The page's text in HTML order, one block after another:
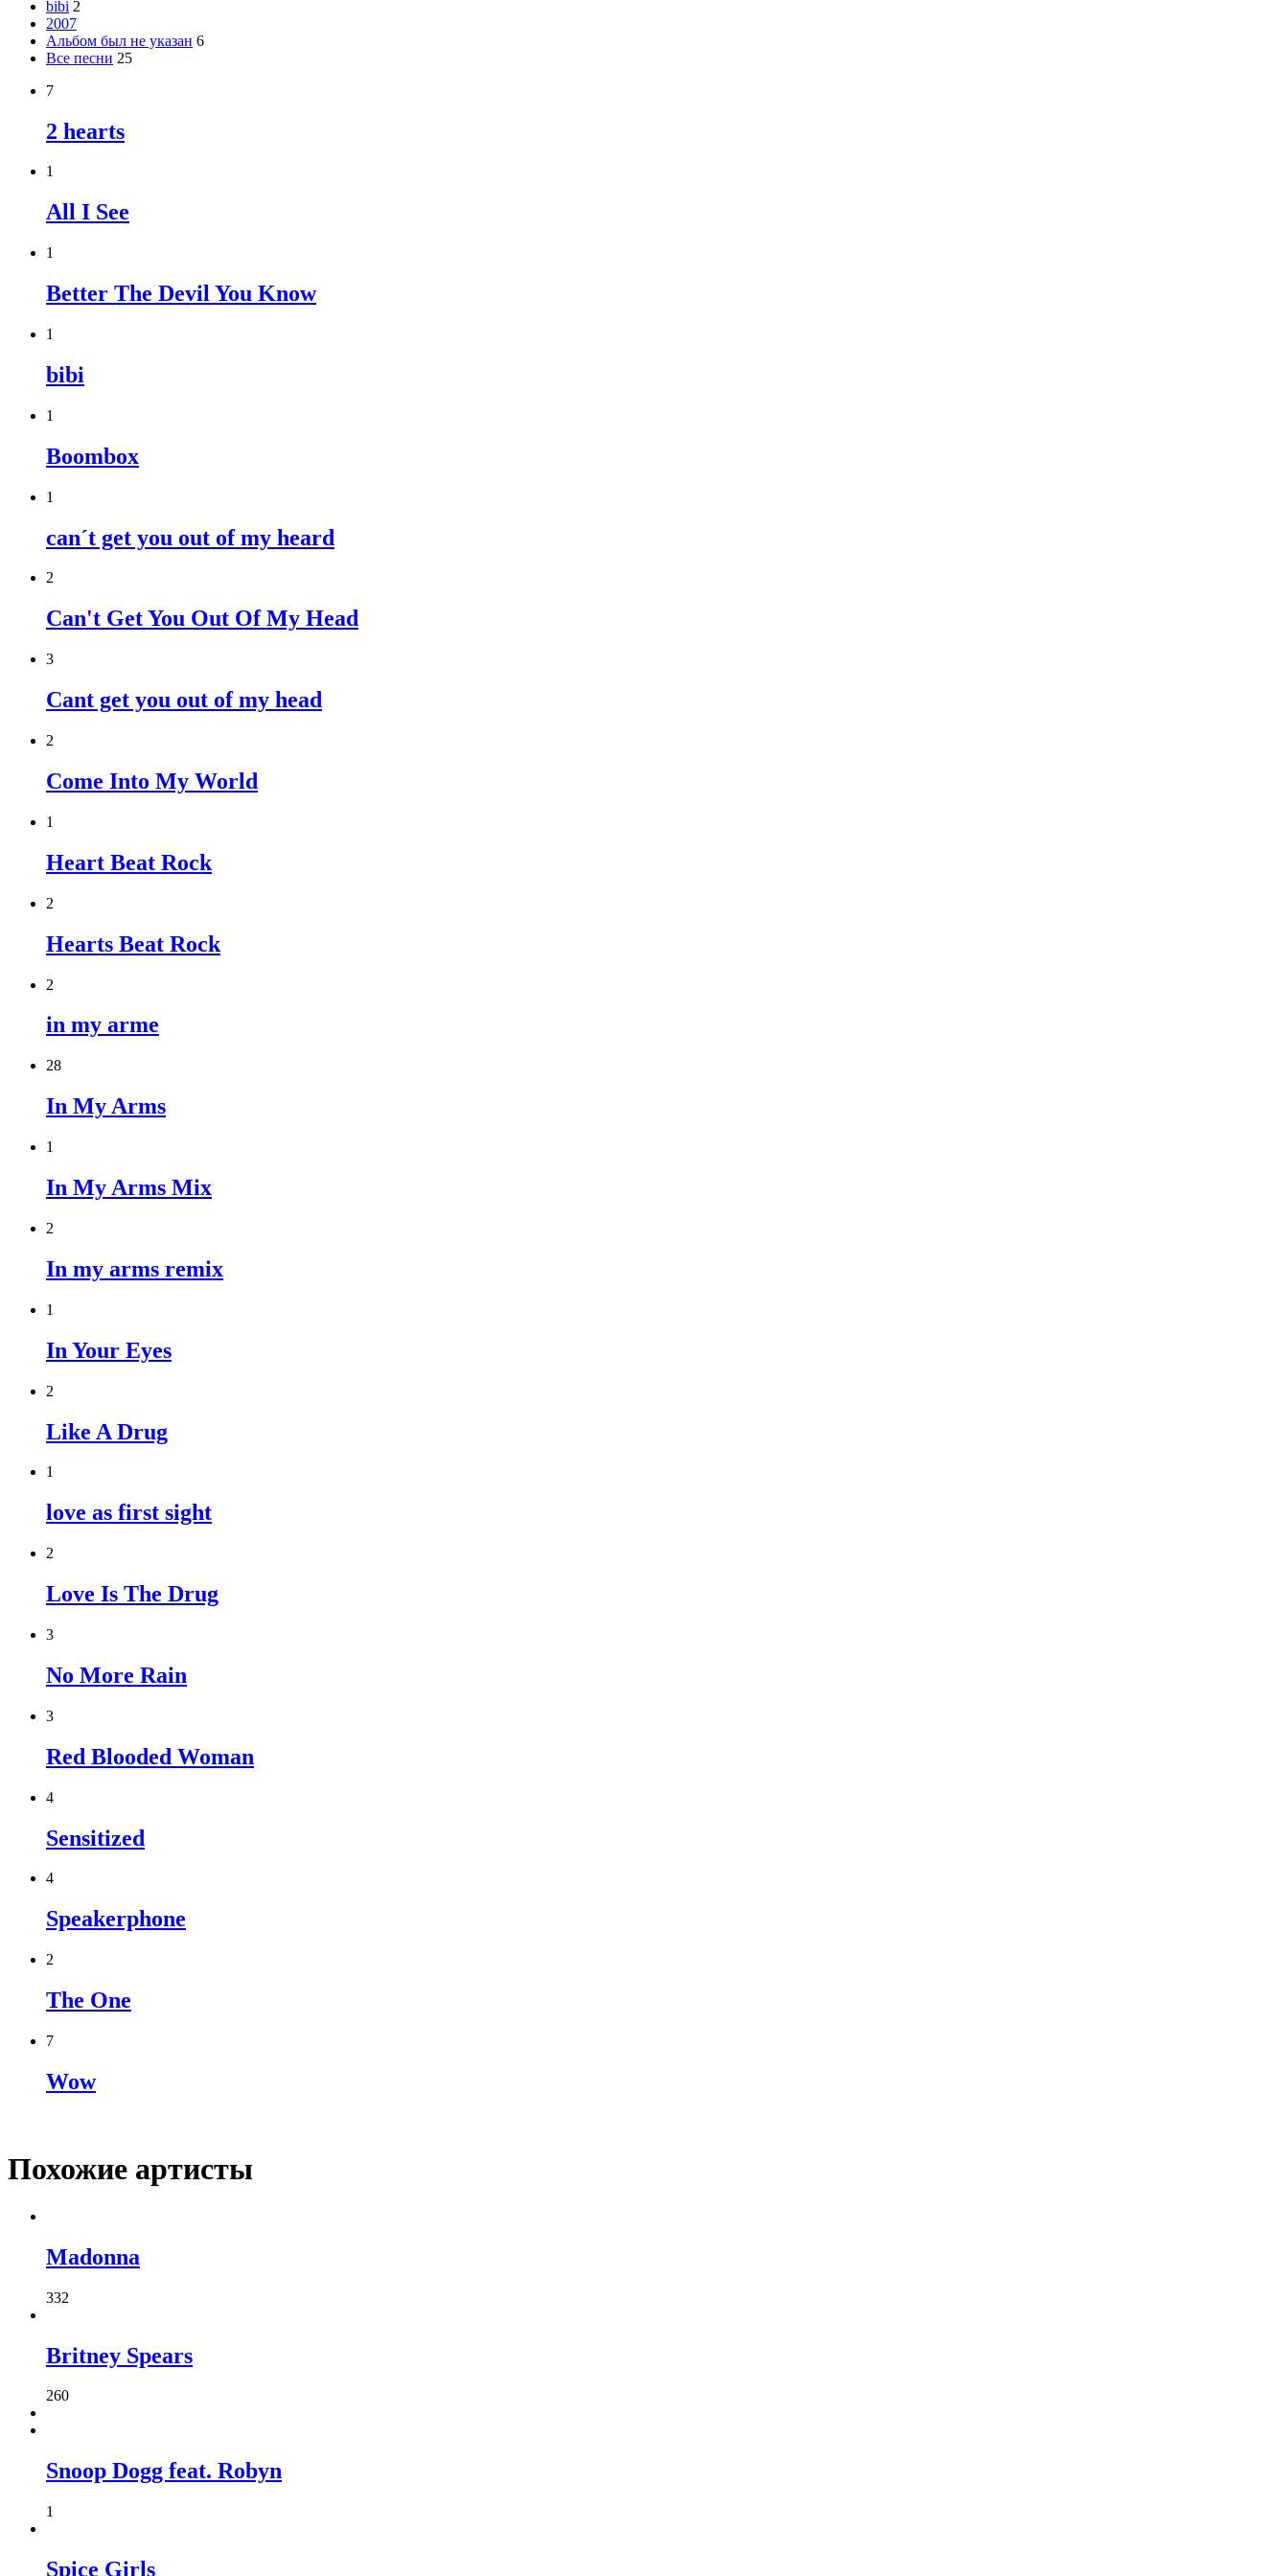
bibi 2
2007
Альбом был не указан 6
Все песни 25
7
2 hearts
1
All I See
1
Better The Devil You Know
1
bibi
1
Boombox
1
can´t get you out of my heard
2
Can't Get You Out Of My Head
3
Cant get you out of my head
2
Come Into My World
1
Heart Beat Rock
2
Hearts Beat Rock
2
in my arme
28
In My Arms
1
In My Arms Mix
2
In my arms remix
1
In Your Eyes
2
Like A Drug
1
love as first sight
2
Love Is The Drug
3
No More Rain
3
Red Blooded Woman
4
Sensitized
4
Speakerphone
2
The One
7
Wow
Похожие артисты
Madonna
332
Britney Spears
260
Snoop Dogg feat. Robyn
1
Spice Girls